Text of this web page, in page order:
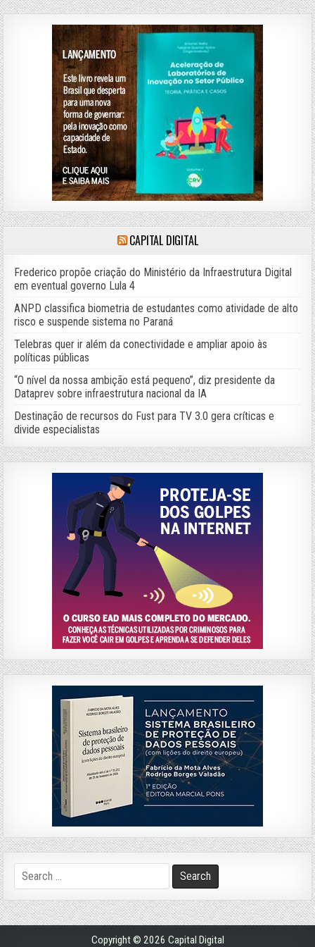
CAPITAL DIGITAL
Frederico propõe criação do Ministério da Infraestrutura Digital
em eventual governo Lula 4
ANPD classifica biometria de estudantes como atividade de alto
risco e suspende sistema no Paraná
Telebras quer ir além da conectividade e ampliar apoio às
políticas públicas
“O nível da nossa ambição está pequeno”, diz presidente da
Dataprev sobre infraestrutura nacional da IA
Destinação de recursos do Fust para TV 3.0 gera críticas e
divide especialistas
Search
for:
Copyright © 2026 Capital Digital